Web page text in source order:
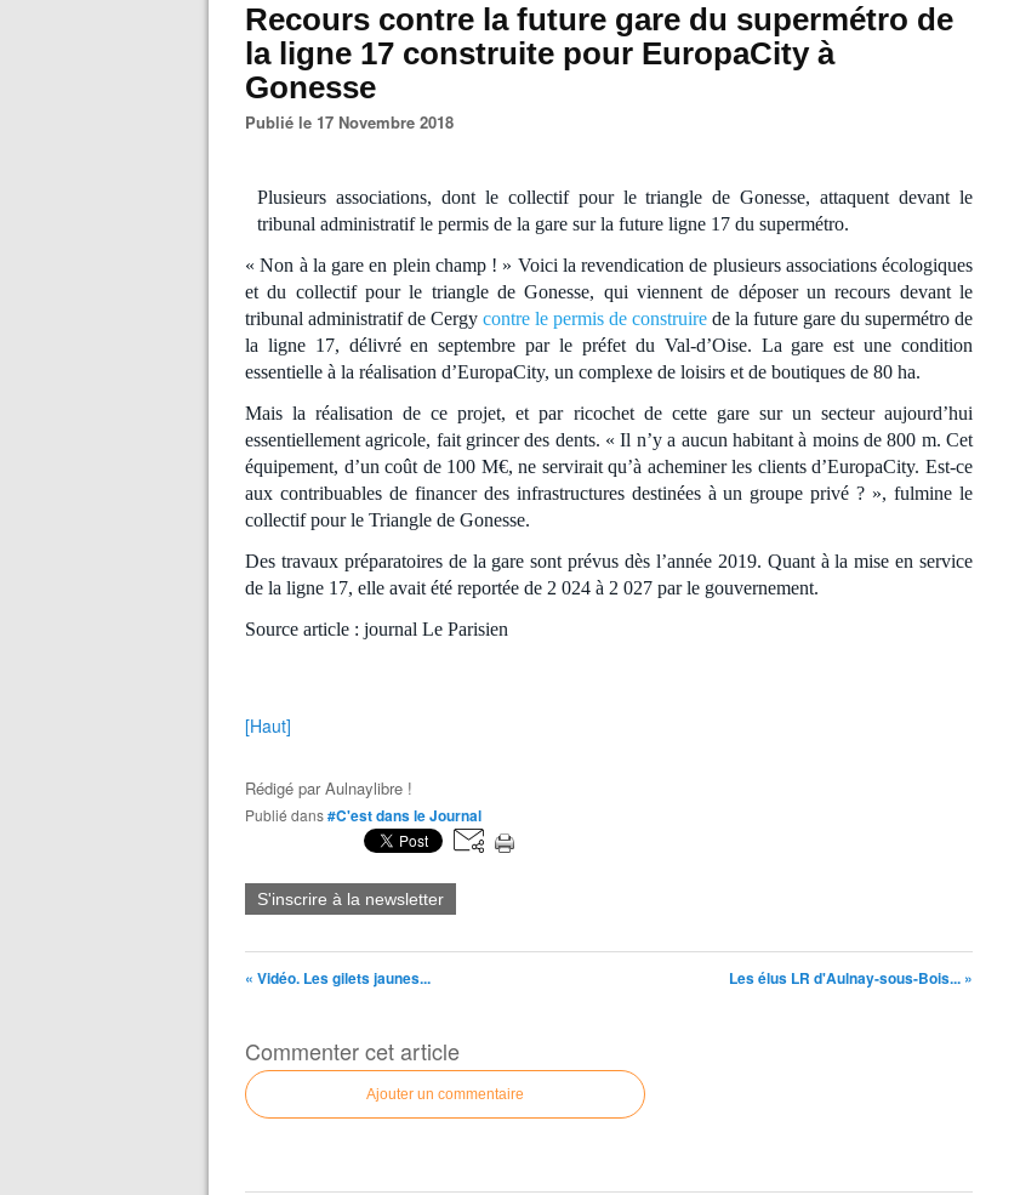
Recours contre la future gare du supermétro de
la ligne 17 construite pour EuropaCity à
Gonesse
Publié le 17 Novembre 2018
Plusieurs associations, dont le collectif pour le triangle de Gonesse, attaquent devant le
tribunal administratif le permis de la gare sur la future ligne 17 du supermétro.
« Non à la gare en plein champ ! » Voici la revendication de plusieurs associations écologiques
et du collectif pour le triangle de Gonesse, qui viennent de déposer un recours devant le
tribunal administratif de Cergy contre le permis de construire de la future gare du supermétro de
la ligne 17, délivré en septembre par le préfet du Val-d’Oise. La gare est une condition
essentielle à la réalisation d’EuropaCity, un complexe de loisirs et de boutiques de 80 ha.
Mais la réalisation de ce projet, et par ricochet de cette gare sur un secteur aujourd’hui
essentiellement agricole, fait grincer des dents. « Il n’y a aucun habitant à moins de 800 m. Cet
équipement, d’un coût de 100 M€, ne servirait qu’à acheminer les clients d’EuropaCity. Est-ce
aux contribuables de financer des infrastructures destinées à un groupe privé ? », fulmine le
collectif pour le Triangle de Gonesse.
Des travaux préparatoires de la gare sont prévus dès l’année 2019. Quant à la mise en service
de la ligne 17, elle avait été reportée de 2 024 à 2 027 par le gouvernement.
Source article : journal Le Parisien
[Haut]
Rédigé parAulnaylibre !
Publié dans#C'est dans le Journal
S'inscrire à la newsletter
« Vidéo. Les gilets jaunes... Les élus LR d'Aulnay-sous-Bois... »
Commenter cet article
Ajouter un commentaire